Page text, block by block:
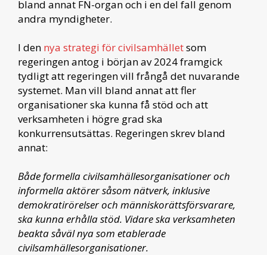
bland annat FN-organ och i en del fall genom
andra myndigheter.
I den nya strategi för civilsamhälletsom
regeringen antog i början av 2024 framgick
tydligt att regeringen vill frångå det nuvarande
systemet. Man vill bland annat att fler
organisationer ska kunna få stöd och att
verksamheten i högre grad ska
konkurrensutsättas. Regeringen skrev bland
annat:
Både formella civilsamhällesorganisationer och
informella aktörer såsom nätverk, inklusive
demokratirörelser och människorättsförsvarare,
ska kunna erhålla stöd. Vidare ska verksamheten
beakta såväl nya som etablerade
civilsamhällesorganisationer.